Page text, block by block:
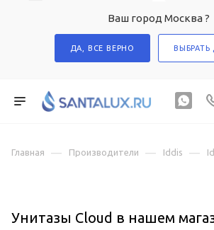
Ваш город Москва ?
ДА, ВСЕ ВЕРНО ВЫБРАТЬ
Главная — Производители — Iddis —
Унитазы Cloud в нашем